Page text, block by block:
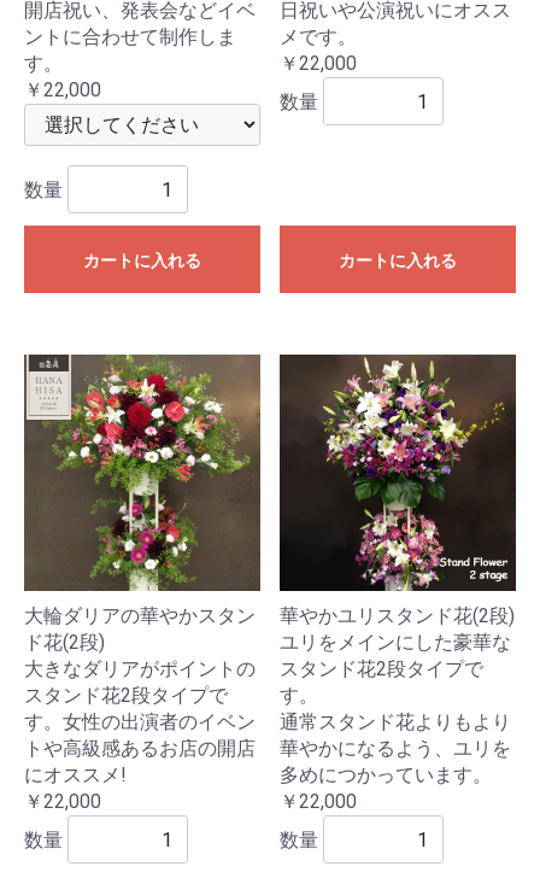
開店祝い、発表会などイベ
ントに合わせて制作しま
す。
￥22,000
数量
カートに入れる
日祝いや公演祝いにオスス
メです。
￥22,000
数量
カートに入れる
大輪ダリアの華やかスタン
ド花(2段)
大きなダリアがポイントの
スタンド花2段タイプで
す。女性の出演者のイベン
トや高級感あるお店の開店
にオススメ!
￥22,000
数量
華やかユリスタンド花(2段)
ユリをメインにした豪華な
スタンド花2段タイプで
す。
通常スタンド花よりもより
華やかになるよう、ユリを
多めにつかっています。
￥22,000
数量